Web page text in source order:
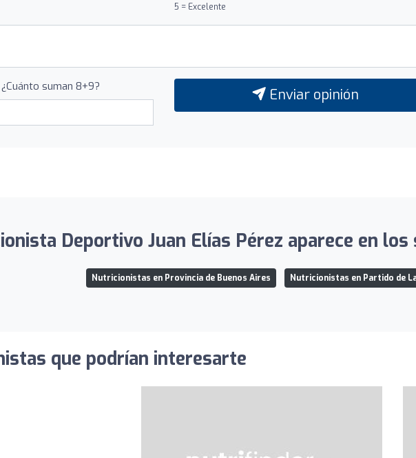
5 = Excelente
suman 8+9? Enviar opinión
Deportivo Juan Elías Pérez aparece en
Nutricionistas en Provincia de Buenos Aires Nutricionistas en Partido de
que podrían interesarte